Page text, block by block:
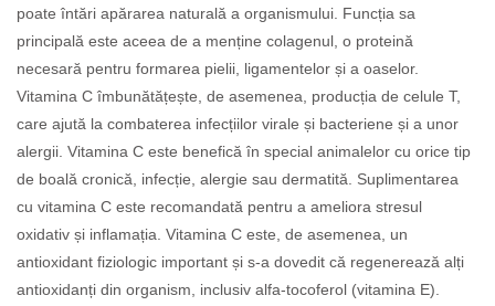
poate întări apărarea naturală a organismului. Funcția sa
principală este aceea de a menține colagenul, o proteină
necesară pentru formarea pielii, ligamentelor și a oaselor.
Vitamina C îmbunătățește, de asemenea, producția de celule T,
care ajută la combaterea infecțiilor virale și bacteriene și a unor
alergii. Vitamina C este benefică în special animalelor cu orice tip
de boală cronică, infecție, alergie sau dermatită. Suplimentarea
cu vitamina C este recomandată pentru a ameliora stresul
oxidativ și inflamația. Vitamina C este, de asemenea, un
antioxidant fiziologic important și s-a dovedit că regenerează alți
antioxidanți din organism, inclusiv alfa-tocoferol (vitamina E).